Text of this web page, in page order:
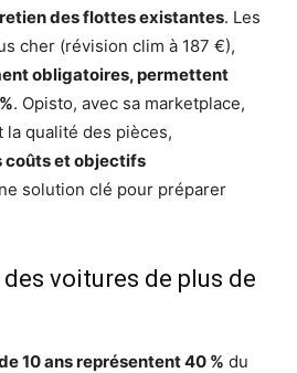
des flottes existantes. Les
cher (révision clim à 187 €),
obligatoires, permettent
. Opisto, avec sa marketplace,
qualité des pièces,
coûts et objectifs
solution clé pour préparer
des voitures de plus de
10 ans représentent 40 % du